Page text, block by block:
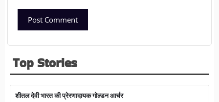
Top Stories
शीतल देवी भारत की प्रेरणादायक गोल्डन आर्चर